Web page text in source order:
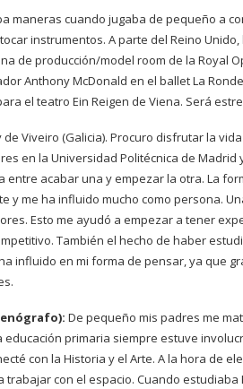
maneras cuando jugaba de pequeño a
instrumentos. A parte del Reino Unido,
de producción/model room de la Royal
Anthony McDonald en el ballet La
el teatro Ein Reigen de Viena. Será
de Viveiro (Galicia). Procuro disfrutar la
en la Universidad Politécnica de
entre acabar una y empezar la otra. La
y me ha influido mucho como persona.
Esto me ayudó a empezar a tener
También el hecho de haber
influido en mi forma de pensar, ya que
De pequeño mis padres me
primaria siempre estuve
con la Historia y el Arte. A la hora de
con el espacio. Cuando